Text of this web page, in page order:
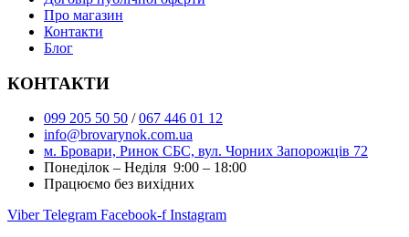
Про магазин
Контакти
Блог
КОНТАКТИ
099 205 50 50 /067 446 01 12
info@brovarynok.com.ua
м. Бровари, Ринок СБС, вул. Чорних Запорожців 72
Понеділок – Неділя 9:00 – 18:00
Працюємо без вихідних
Viber Telegram Facebook-f Instagram